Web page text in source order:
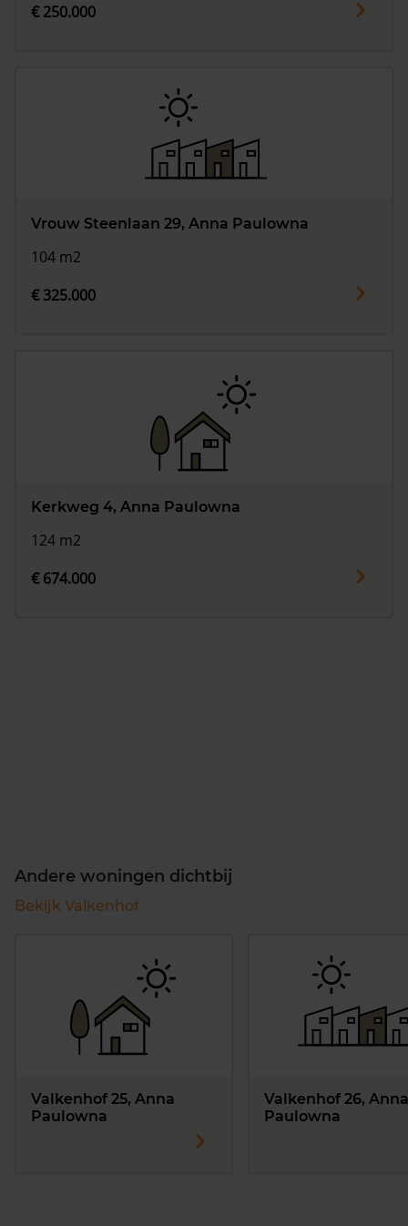
€ 250.000
Vrouw Steenlaan 29, Anna Paulowna
104 m2
€ 325.000
Kerkweg 4, Anna Paulowna
124 m2
€ 674.000
Andere woningen dichtbij
Bekijk Valkenhof
Valkenhof 25, Anna
Paulowna
Valkenhof 26, Anna
Paulowna